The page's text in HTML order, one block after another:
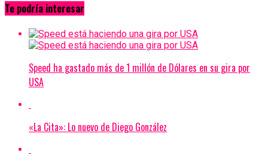
Te podría interesar
Speed ha gastado más de 1 millón de Dólares en su gira por
USA
«La Cita»: Lo nuevo de Diego González